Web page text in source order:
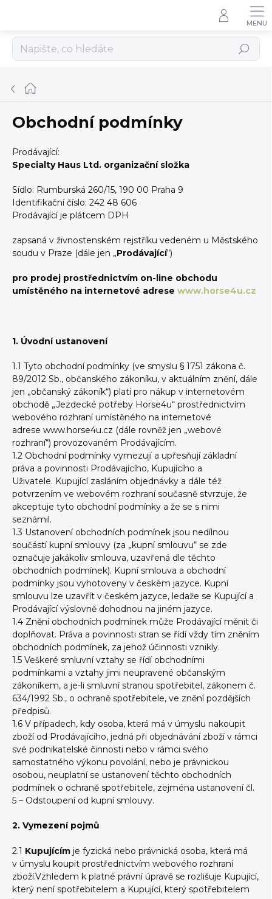
Hledat
Domů
Obchodní podmínky
Prodávající:
Specialty Haus Ltd. organizační složka
Sídlo: Rumburská 260/15, 190 00 Praha 9
Identifikační číslo: 242 48 606
Prodávající je plátcem DPH
zapsaná v živnostenském rejstříku vedeném u Městského
soudu v Praze (dále jen „Prodávající“)
pro prodej prostřednictvím on-line obchodu
umístěného na internetové adrese www.horse4u.cz
1. Úvodní ustanovení
1.1 Tyto obchodní podmínky (ve smyslu § 1751 zákona č.
89/2012 Sb., občanského zákoníku, v aktuálním znění, dále
jen „občanský zákoník“) platí pro nákup v internetovém
obchodě „Jezdecké potřeby Horse4u“ prostřednictvím
webového rozhraní umístěného na internetové
adrese www.horse4u.cz (dále rovněž jen „webové
rozhraní“) provozovaném Prodávajícím.
1.2 Obchodní podmínky vymezují a upřesňují základní
práva a povinnosti Prodávajícího, Kupujícího a
Uživatele. Kupující zasláním objednávky a dále též
potvrzením ve webovém rozhraní současně stvrzuje, že
akceptuje tyto obchodní podmínky a že se s nimi
seznámil.
1.3 Ustanovení obchodních podmínek jsou nedílnou
součástí kupní smlouvy (za „kupní smlouvu“ se zde
označuje jakákoliv smlouva, uzavřená dle těchto
obchodních podmínek). Kupní smlouva a obchodní
podmínky jsou vyhotoveny v českém jazyce. Kupní
smlouvu lze uzavřít v českém jazyce, ledaže se Kupující a
Prodávající výslovně dohodnou na jiném jazyce.
1.4 Znění obchodních podmínek může Prodávající měnit či
doplňovat. Práva a povinnosti stran se řídí vždy tím zněním
obchodních podmínek, za jehož účinnosti vznikly.
1.5 Veškeré smluvní vztahy se řídí obchodními
podmínkami a vztahy jimi neupravené občanským
zákoníkem, a je-li smluvní stranou spotřebitel, zákonem č.
634/1992 Sb., o ochraně spotřebitele, ve znění pozdějších
předpisů.
1.6 V případech, kdy osoba, která má v úmyslu nakoupit
zboží od Prodávajícího, jedná při objednávání zboží v rámci
své podnikatelské činnosti nebo v rámci svého
samostatného výkonu povolání, nebo je právnickou
osobou, neuplatní se ustanovení těchto obchodních
podmínek o ochraně spotřebitele, zejména ustanovení čl.
5 – Odstoupení od kupní smlouvy.
2. Vymezení pojmů
2.1 Kupujícím je fyzická nebo právnická osoba, která má
v úmyslu koupit prostřednictvím webového rozhraní
zboží.Vzhledem k platné právní úpravě se rozlišuje Kupující,
který není spotřebitelem a Kupující, který spotřebitelem